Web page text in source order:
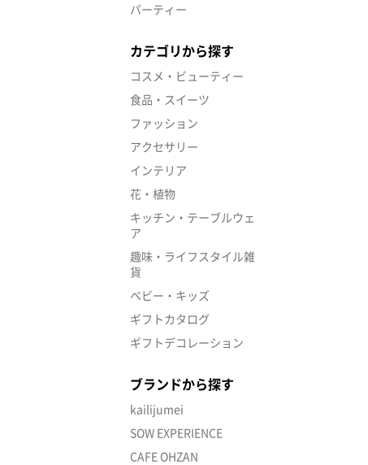
パーティー
カテゴリから探す
コスメ・ビューティー
食品・スイーツ
ファッション
アクセサリー
インテリア
花・植物
キッチン・テーブルウェ
ア
趣味・ライフスタイル雑
貨
ベビー・キッズ
ギフトカタログ
ギフトデコレーション
ブランドから探す
kailijumei
SOW EXPERIENCE
CAFE OHZAN